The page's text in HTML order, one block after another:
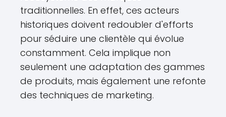
traditionnelles. En effet, ces acteurs
historiques doivent redoubler d'efforts
pour séduire une clientèle qui évolue
constamment. Cela implique non
seulement une adaptation des gammes
de produits, mais également une refonte
des techniques de marketing.